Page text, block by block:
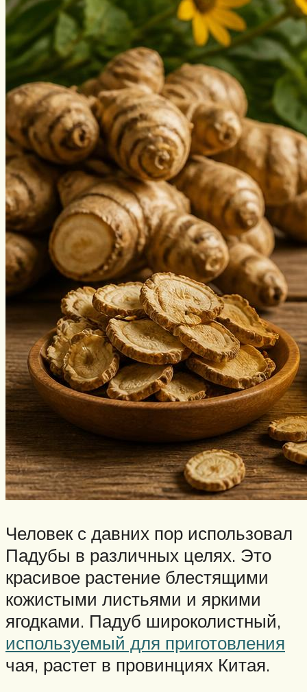
Человек с давних пор использовал
Падубы в различных целях. Это
красивое растение блестящими
кожистыми листьями и яркими
ягодками. Падуб широколистный,
используемый для приготовления
чая, растет в провинциях Китая.